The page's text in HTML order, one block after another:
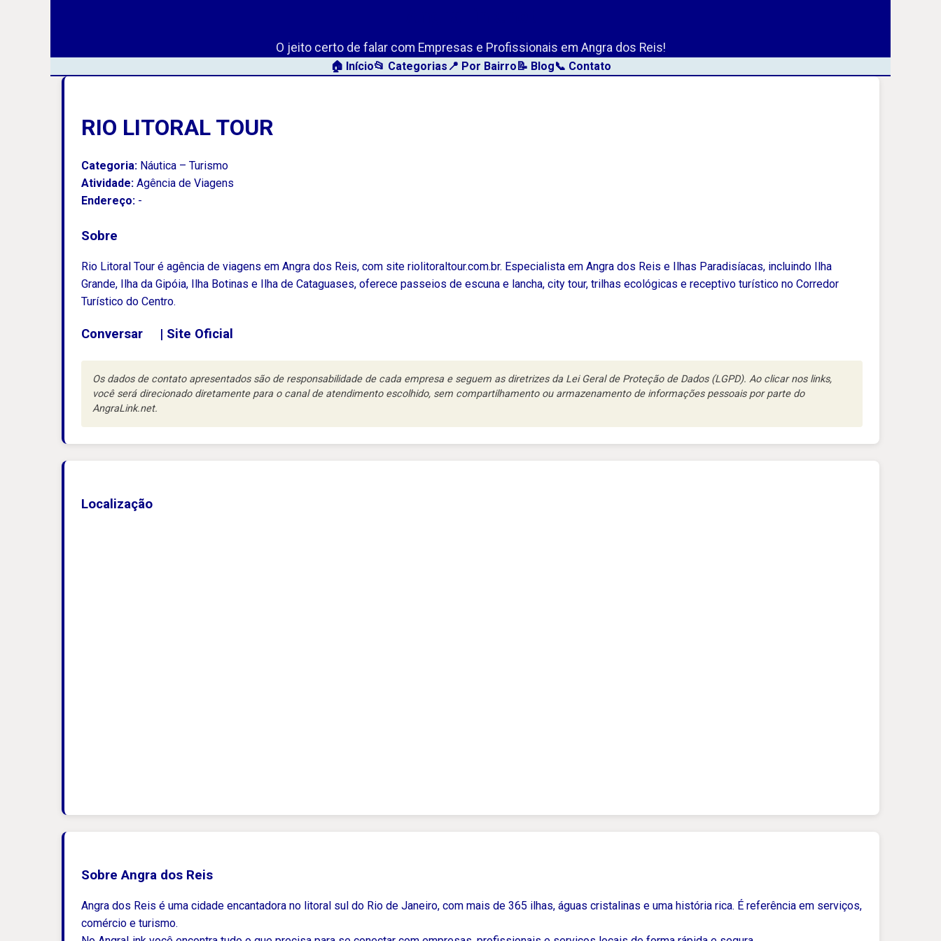
O jeito certo de falar com Empresas e Profissionais em Angra dos Reis!
🏠 Início📂 Categorias 📍 Por Bairro📝 Blog📞 Contato
RIO LITORAL TOUR
Categoria: Náutica – Turismo
Atividade: Agência de Viagens
Endereço: -
Sobre
Rio Litoral Tour é agência de viagens em Angra dos Reis, com site riolitoraltour.com.br. Especialista em Angra dos Reis e Ilhas Paradisíacas, incluindo Ilha
Grande, Ilha da Gipóia, Ilha Botinas e Ilha de Cataguases, oferece passeios de escuna e lancha, city tour, trilhas ecológicas e receptivo turístico no Corredor
Turístico do Centro.
Conversar | Site Oficial
Os dados de contato apresentados são de responsabilidade de cada empresa e seguem as diretrizes da Lei Geral de Proteção de Dados (LGPD). Ao clicar nos links,
você será direcionado diretamente para o canal de atendimento escolhido, sem compartilhamento ou armazenamento de informações pessoais por parte do
AngraLink.net.
Localização
Sobre Angra dos Reis
Angra dos Reis é uma cidade encantadora no litoral sul do Rio de Janeiro, com mais de 365 ilhas, águas cristalinas e uma história rica. É referência em serviços,
comércio e turismo.